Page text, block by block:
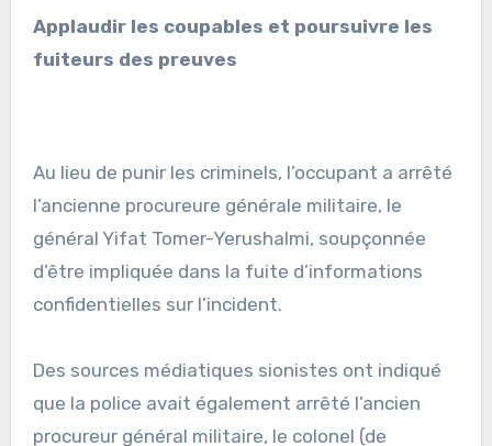
Applaudir les coupables et poursuivre les
fuiteurs des preuves
Au lieu de punir les criminels, l’occupant a arrêté
l’ancienne procureure générale militaire, le
général Yifat Tomer-Yerushalmi, soupçonnée
d’être impliquée dans la fuite d’informations
confidentielles sur l’incident.
Des sources médiatiques sionistes ont indiqué
que la police avait également arrêté l’ancien
procureur général militaire, le colonel (de